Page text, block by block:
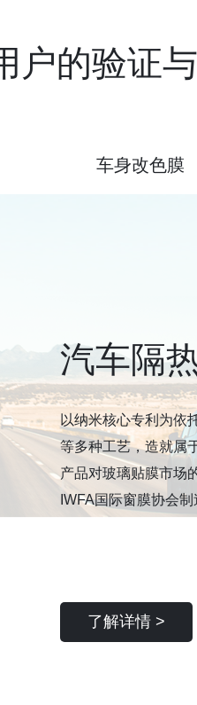
户的验证
车身改色膜
汽车隔
以纳米核心专利为依
等多种工艺，造就属
产品对玻璃贴膜市场
IWFA国际窗膜协会
了解详情 >